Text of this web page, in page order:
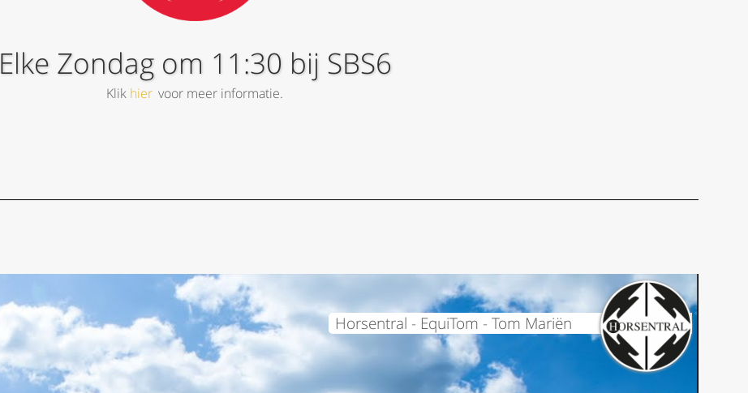
Elke Zondag om 11:30 bij SBS6
Klik hier voor meer informatie.
Horsentral - EquiTom - Tom Mariën